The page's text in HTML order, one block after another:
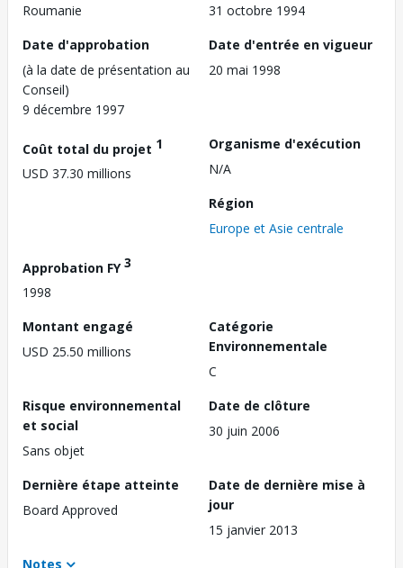
Roumanie
31 octobre 1994
Date d'approbation
(à la date de présentation au
Conseil)
9 décembre 1997
Date d'entrée en vigueur
20 mai 1998
Coût total du projet 1
USD 37.30 millions
Organisme d'exécution
N/A
Région
Europe et Asie centrale
Approbation FY3
1998
Montant engagé
USD 25.50 millions
Catégorie
Environnementale
C
Risque environnemental
et social
Sans objet
Date de clôture
30 juin 2006
Dernière étape atteinte
Board Approved
Date de dernière mise à
jour
15 janvier 2013
Notes